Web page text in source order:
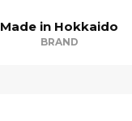
Made in Hokkaido
BRAND